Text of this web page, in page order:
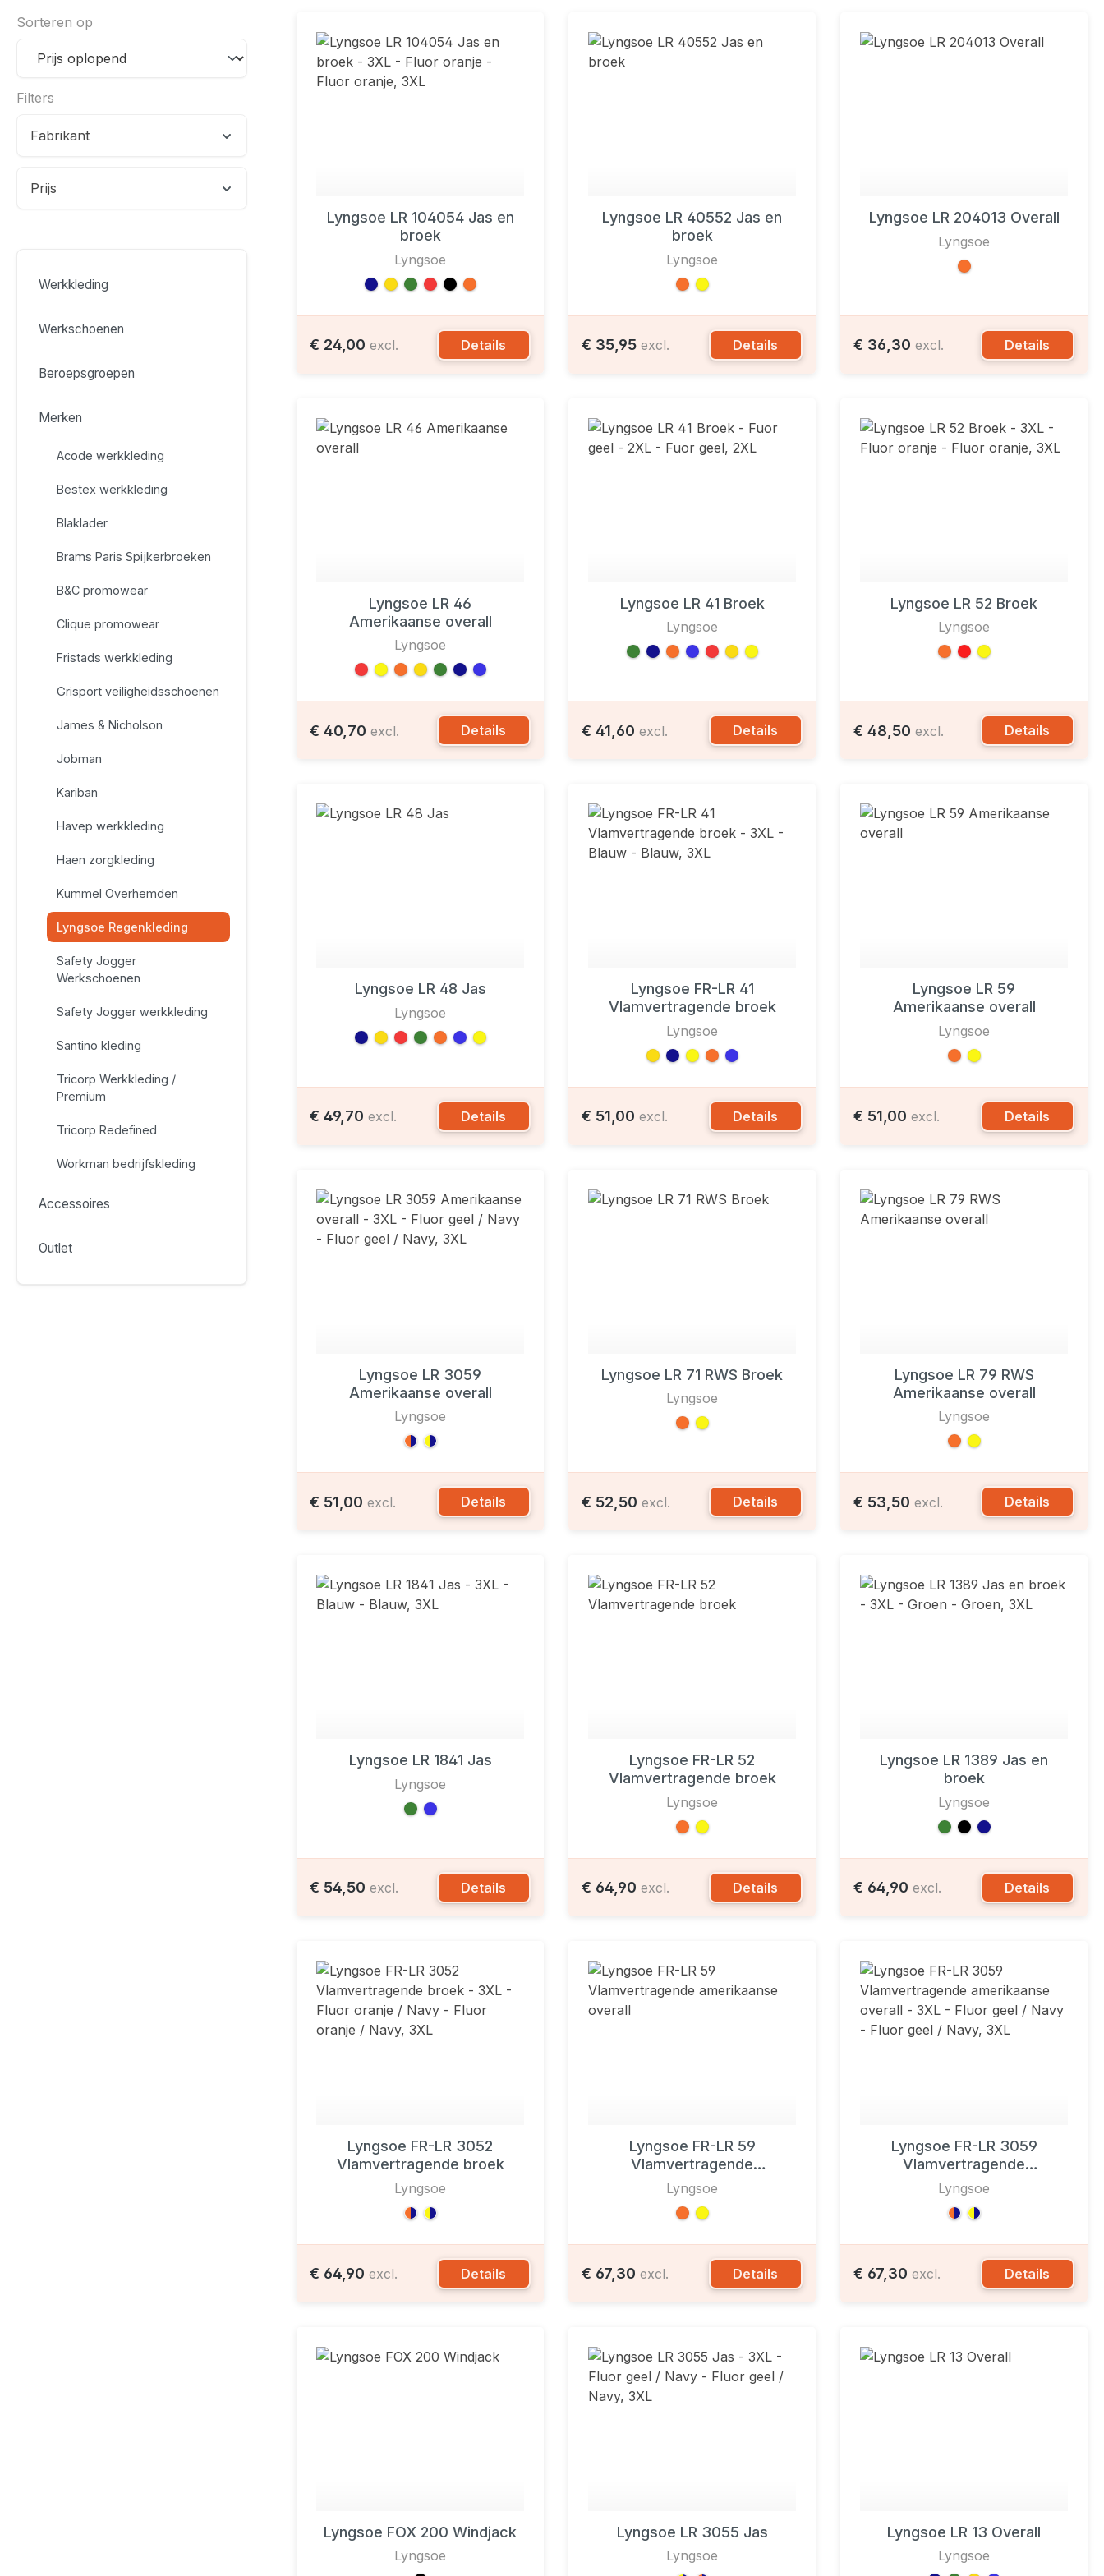
Sorteren op
Filters
Fabrikant
Prijs
Werkkleding
Werkschoenen
Beroepsgroepen
Merken
Acode werkkleding
Bestex werkkleding
Blaklader
Brams Paris Spijkerbroeken
B&C promowear
Clique promowear
Fristads werkkleding
Grisport veiligheidsschoenen
James & Nicholson
Jobman
Kariban
Havep werkkleding
Haen zorgkleding
Kummel Overhemden
Lyngsoe Regenkleding
Safety Jogger
Werkschoenen
Safety Jogger werkkleding
Santino kleding
Tricorp Werkkleding /
Premium
Tricorp Redefined
Workman bedrijfskleding
Accessoires
Outlet
Lyngsoe LR 104054 Jas en
broek
Lyngsoe
€ 24,00 excl. Details
Lyngsoe LR 40552 Jas en
broek
Lyngsoe
€ 35,95 excl. Details
Lyngsoe LR 204013 Overall
Lyngsoe
€ 36,30 excl. Details
Lyngsoe LR 46
Amerikaanse overall
Lyngsoe
€ 40,70 excl. Details
Lyngsoe LR 41 Broek
Lyngsoe
€ 41,60 excl. Details
Lyngsoe LR 52 Broek
Lyngsoe
€ 48,50 excl. Details
Lyngsoe LR 48 Jas
Lyngsoe
€ 49,70 excl. Details
Lyngsoe FR-LR 41
Vlamvertragende broek
Lyngsoe
€ 51,00 excl. Details
Lyngsoe LR 59
Amerikaanse overall
Lyngsoe
€ 51,00 excl. Details
Lyngsoe LR 3059
Amerikaanse overall
Lyngsoe
€ 51,00 excl. Details
Lyngsoe LR 71 RWS Broek
Lyngsoe
€ 52,50 excl. Details
Lyngsoe LR 79 RWS
Amerikaanse overall
Lyngsoe
€ 53,50 excl. Details
Lyngsoe LR 1841 Jas
Lyngsoe
€ 54,50 excl. Details
Lyngsoe FR-LR 52
Vlamvertragende broek
Lyngsoe
€ 64,90 excl. Details
Lyngsoe LR 1389 Jas en
broek
Lyngsoe
€ 64,90 excl. Details
Lyngsoe FR-LR 3052
Vlamvertragende broek
Lyngsoe
€ 64,90 excl. Details
Lyngsoe FR-LR 59
Vlamvertragende
amerikaanse overall
Lyngsoe
€ 67,30 excl. Details
Lyngsoe FR-LR 3059
Vlamvertragende
amerikaanse overall
Lyngsoe
€ 67,30 excl. Details
Lyngsoe FOX 200 Windjack
Lyngsoe
Lyngsoe LR 3055 Jas
Lyngsoe
Lyngsoe LR 13 Overall
Lyngsoe